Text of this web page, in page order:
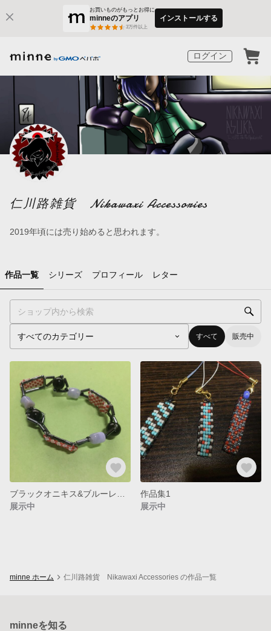
お買いものがもっとお得に
minneのアプリ
3万件以上
インストールする
ログイン
仁川路雑貨 Nikawaxi Accessories
2019年頃には売り始めると思われます。
作品一覧 シリーズ プロフィール レター
すべて 販売中
展示中
作品集1
展示中
minne ホーム 仁川路雑貨 Nikawaxi Accessories の作品一覧
minneを知る